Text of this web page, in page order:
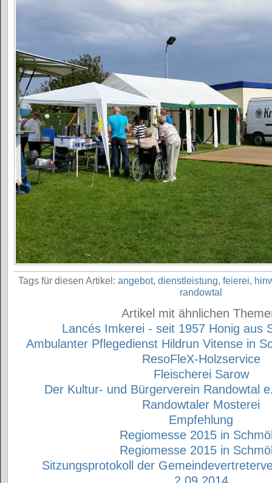
Tags für diesen Artikel: angebot, dienstleistung, feierei,
randowtal
Artikel mit ähnlichen
Lancés Imkerei - seit 1957 Honig aus
Ambulanter Pflegedienst Hildrun Vitense in
ResoFleX-Holzservice
Fleischerei Sarow
Der Kultur- und Bürgerverein Randowtal
Randowtaler Mosterei
Empfehlung
Regiomesse 2015 in
Regiomesse 2015 in
Sitzungsprotokoll der